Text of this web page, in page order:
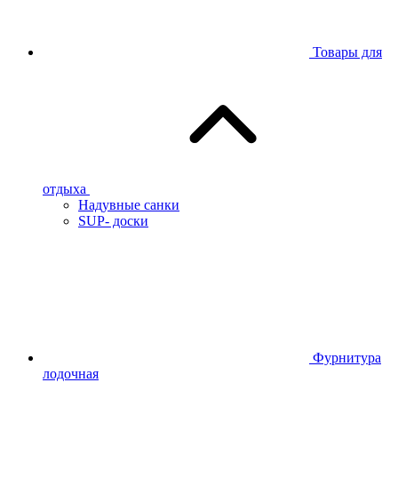
Товары для
отдыха
Надувные санки
SUP- доски
Фурнитура
лодочная